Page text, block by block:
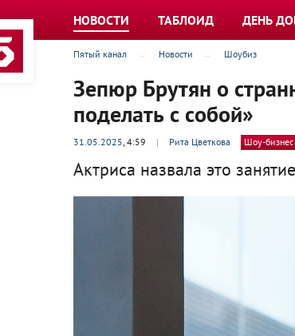
НОВОСТИ ТАБЛОИД ДЕНЬ
Пятый канал Новости Шоубиз
Зепюр Брутян о
поделать с собой»
31.05.2025, 4:59 | Рита Цветкова Шоу-бизнес
Актриса назвала это